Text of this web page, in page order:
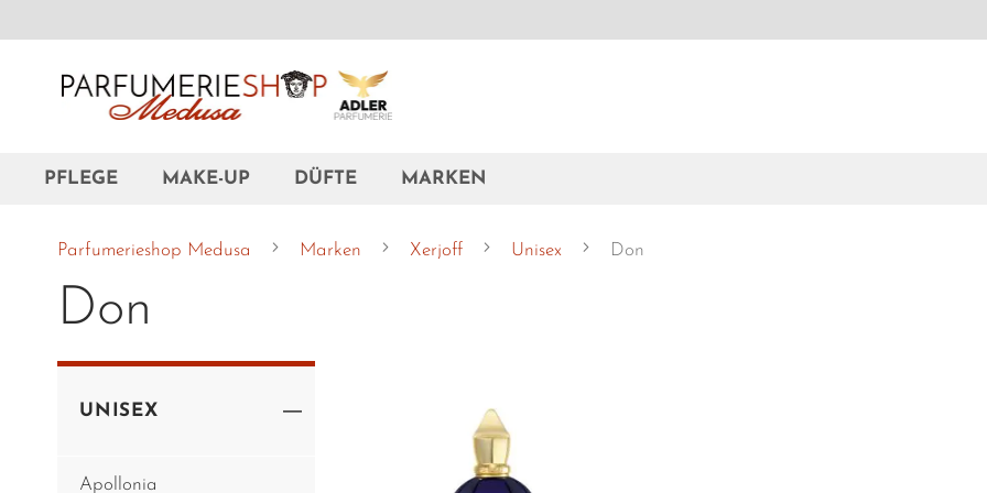
Inhalt
springen
PFLEGE MAKE-UP DÜFTE MARKEN
Parfumerieshop Medusa Marken Xerjoff Unisex Don
Don
UNISEX
Apollonia